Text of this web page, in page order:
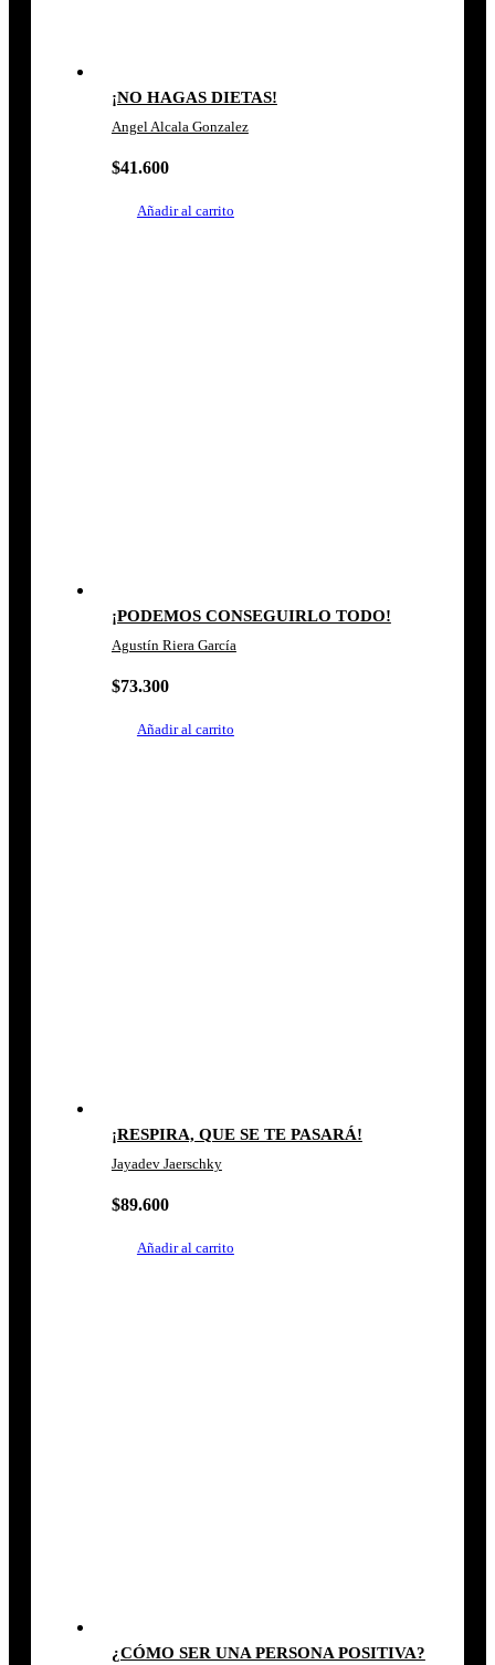
¡NO HAGAS DIETAS!
Angel Alcala Gonzalez
$41.600
Añadir al carrito
¡PODEMOS CONSEGUIRLO TODO!
Agustín Riera García
$73.300
Añadir al carrito
¡RESPIRA, QUE SE TE PASARÁ!
Jayadev Jaerschky
$89.600
Añadir al carrito
¿CÓMO SER UNA PERSONA POSITIVA?